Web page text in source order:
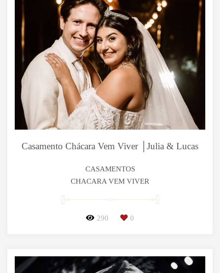
Casamento Chácara Vem Viver │Julia & Lucas
CASAMENTOS
CHACARA VEM VIVER
290 0